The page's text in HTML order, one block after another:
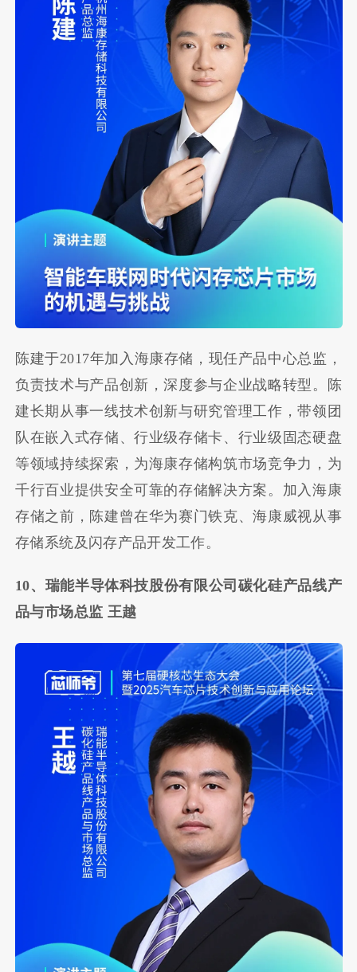
陈建于2017年加入海康存储，现任产品中心总监，
负责技术与产品创新，深度参与企业战略转型。陈
建长期从事一线技术创新与研究管理工作，带领团
队在嵌入式存储、行业级存储卡、行业级固态硬盘
等领域持续探索，为海康存储构筑市场竞争力，为
千行百业提供安全可靠的存储解决方案。加入海康
存储之前，陈建曾在华为赛门铁克、海康威视从事
存储系统及闪存产品开发工作。
10、瑞能半导体科技股份有限公司碳化硅产品线产
品与市场总监 王越